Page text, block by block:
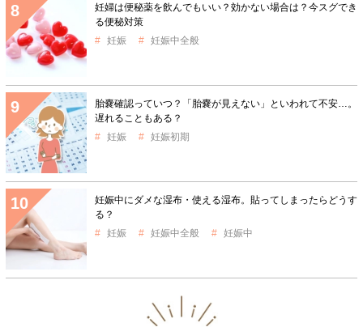
妊婦は便秘薬を飲んでもいい？効かない場合は？今スグでき
る便秘対策
妊娠
妊娠中全般
胎嚢確認っていつ？「胎嚢が見えない」といわれて不安…。
遅れることもある？
妊娠
妊娠初期
妊娠中にダメな湿布・使える湿布。貼ってしまったらどうす
る？
妊娠
妊娠中全般 妊娠中